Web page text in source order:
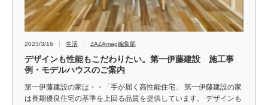
2023/3/16 生活 ZAZAmag編集部
デザインも性能もこだわりたい。第一伊藤建設 施工事
例・モデルハウスのご案内
第一伊藤建設の家は・・「手が届く高性能住宅」 第一伊藤建設の家
は長期優良住宅の基準を上回る品質を提供しています。 デザインも